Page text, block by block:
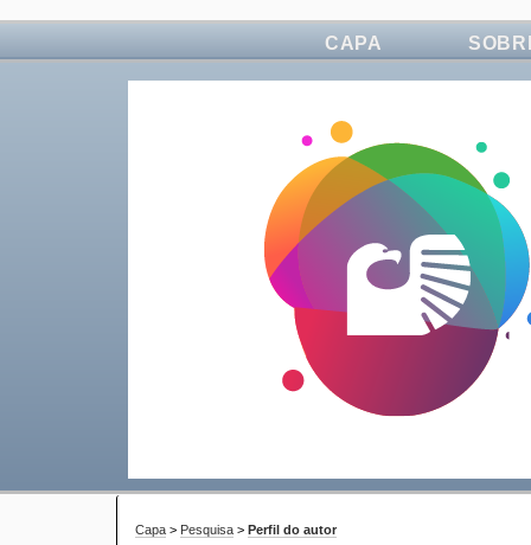
CAPA
Capa > Pesquisa > Perfil do autor